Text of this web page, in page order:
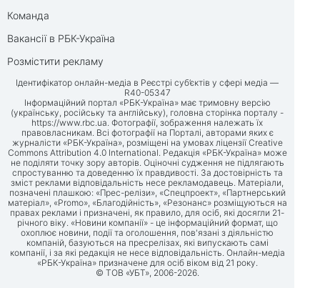
Команда
Вакансії в РБК-Україна
Розмістити рекламу
Ідентифікатор онлайн-медіа в Реєстрі суб’єктів у сфері медіа —
R40-05347
Інформаційний портал «РБК-Україна» має тримовну версію
(українську, російську та англійську), головна сторінка порталу -
https://www.rbc.ua. Фотографії, зображення належать їх
правовласникам. Всі фотографії на Порталі, авторами яких є
журналісти «РБК-Україна», розміщені на умовах ліцензії Creative
Commons Attribution 4.0 International. Редакція «РБК-Україна» може
не поділяти точку зору авторів. Оціночні судження не підлягають
спростуванню та доведенню їх правдивості. За достовірність та
зміст реклами відповідальність несе рекламодавець. Матеріали,
позначені плашкою: «Прес-релізи», «Спецпроект», «Партнерський
матеріал», «Promo», «Благодійність», «Резонанс» розміщуються на
правах реклами і призначені, як правило, для осіб, які досягли 21-
річного віку. «Новини компанії» - це інформаційний формат, що
охоплює новини, події та оголошення, пов'язані з діяльністю
компаній, базуються на пресрелізах, які випускають самі
компанії, і за які редакція не несе відповідальність. Онлайн-медіа
«РБК-Україна» призначене для осіб віком від 21 року.
© ТОВ «УБТ», 2006-2026.